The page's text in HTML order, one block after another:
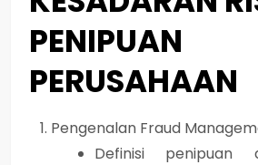
PENIPUAN
PERUSAHAAN
Pengenalan Fraud
Definisi penipuan